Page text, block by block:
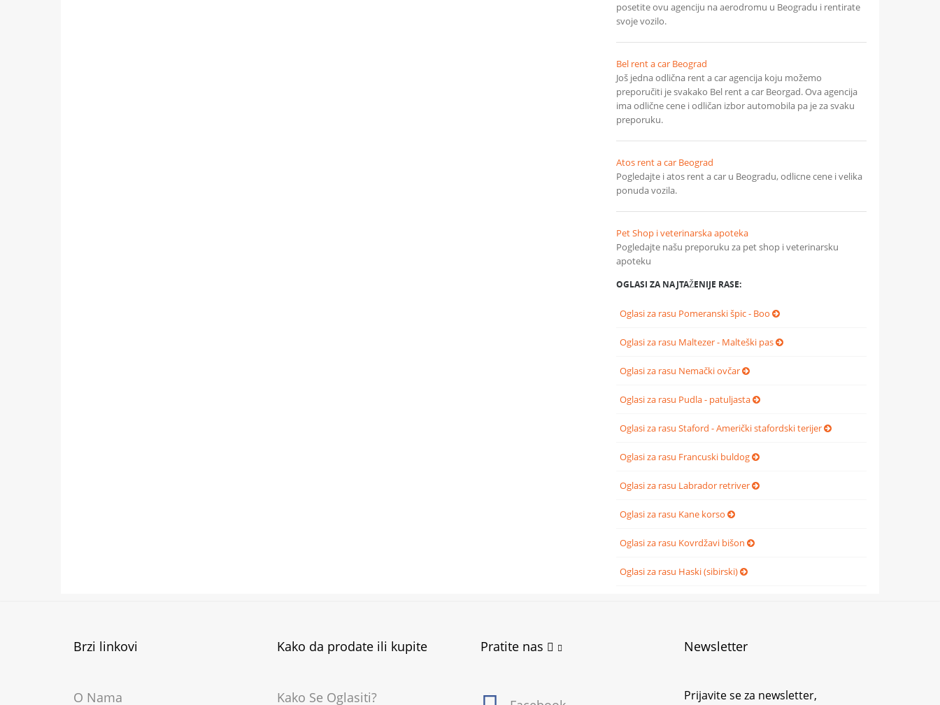
posetite ovu agenciju na aerodromu u Beogradu i rentirate
svoje vozilo.
Bel rent a car Beograd
Još jedna odlična rent a car agencija koju možemo
preporučiti je svakako Bel rent a car Beorgad. Ova agencija
ima odlične cene i odličan izbor automobila pa je za svaku
preporuku.
Atos rent a car Beograd
Pogledajte i atos rent a car u Beogradu, odlicne cene i velika
ponuda vozila.
Pet Shop i veterinarska apoteka
Pogledajte našu preporuku za pet shop i veterinarsku
apoteku
OGLASI ZA NAJTAŽENIJE RASE:
Oglasi za rasu Pomeranski špic - Boo
Oglasi za rasu Maltezer - Malteški pas
Oglasi za rasu Nemački ovčar
Oglasi za rasu Pudla - patuljasta
Oglasi za rasu Staford - Američki stafordski terijer
Oglasi za rasu Francuski buldog
Oglasi za rasu Labrador retriver
Oglasi za rasu Kane korso
Oglasi za rasu Kovrdžavi bišon
Oglasi za rasu Haski (sibirski)
Brzi linkovi
O Nama
Kako da prodate ili kupite
Kako Se Oglasiti?
Pratite nas Newsletter
Prijavite se za newsletter,